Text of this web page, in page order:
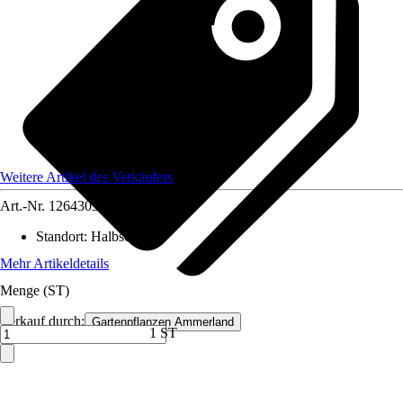
Verkauf durch: Gartenpflanzen Ammerland
Weitere Artikel des Verkäufers
Art.-Nr. 12643032
Standort: Halbschatten
Mehr Artikeldetails
Menge (ST)
1 ST